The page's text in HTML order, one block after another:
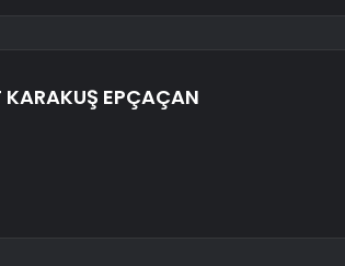
KARAKUŞ EPÇAÇAN